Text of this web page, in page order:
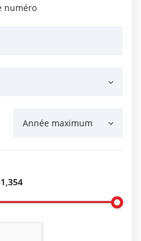
numéro
Année maximum